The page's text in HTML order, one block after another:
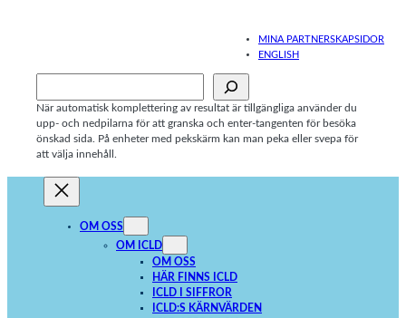
MINA PARTNERSKAPSIDOR
ENGLISH
När automatisk komplettering av resultat är tillgängliga använder du
upp- och nedpilarna för att granska och enter-tangenten för besöka
önskad sida. På enheter med pekskärm kan man peka eller svepa för
att välja innehåll.
OM OSS
OM ICLD
OM OSS
HÄR FINNS ICLD
ICLD I SIFFROR
ICLD:S KÄRNVÄRDEN